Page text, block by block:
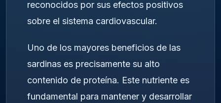
reconocidos por sus efectos positivos
sobre el sistema cardiovascular.
Uno de los mayores beneficios de las
sardinas es precisamente su alto
contenido de proteína. Este nutriente es
fundamental para mantener y desarrollar